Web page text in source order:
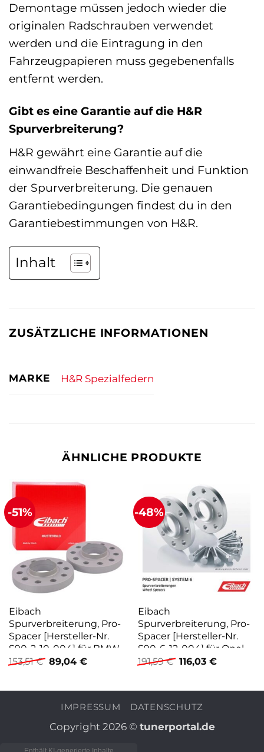
Demontage müssen jedoch wieder die
originalen Radschrauben verwendet
werden und die Eintragung in den
Fahrzeugpapieren muss gegebenenfalls
entfernt werden.
Gibt es eine Garantie auf die H&R
Spurverbreiterung?
H&R gewährt eine Garantie auf die
einwandfreie Beschaffenheit und Funktion
der Spurverbreiterung. Die genauen
Garantiebedingungen findest du in den
Garantiebestimmungen von H&R.
Inhalt
ZUSÄTZLICHE INFORMATIONEN
MARKE H&R Spezialfedern
ÄHNLICHE PRODUKTE
-51%
Eibach
Spurverbreiterung, Pro-
Spacer [Hersteller-Nr.
S90-2-10-004] für BMW,
Land Rover
153,51€ Ursprünglicher
Preis
153,51 €
89,04 €Aktueller
89,04 €.
-48%
Eibach
Spurverbreiterung, Pro-
Spacer [Hersteller-Nr.
S90-6-12-004] für Opel,
Vauxhall
191,59€ Ursprünglicher
Preis
191,59 €
116,03 €Aktueller
116,03 €.
IMPRESSUM DATENSCHUTZ
Copyright 2026 © tunerportal.de